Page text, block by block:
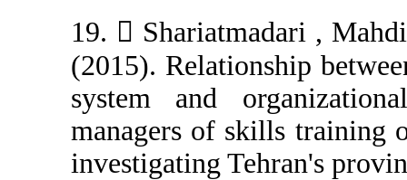
19. 
(2015).
system and
managers of
investigating